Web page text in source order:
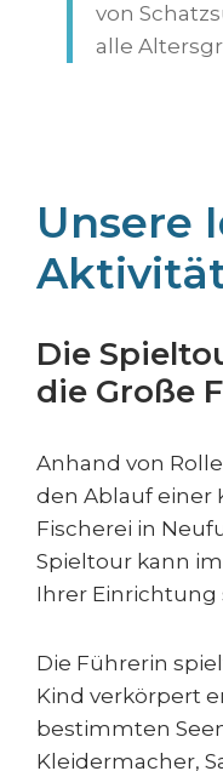
von
alle
Unsere
Die
die Große
Anhand von
den Ablauf einer
Fischerei in
Spieltour kann
Ihrer Einrichtung
Die Führerin
Kind verkörpert
bestimmten
Kleidermacher,